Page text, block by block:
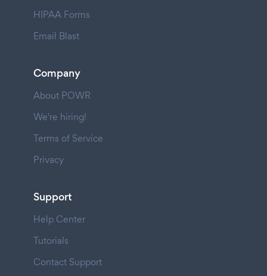
HIPAA Forms
Email Blast
Company
About POWR
We're hiring!
Terms of Service
Privacy
Support
Help Center
Tutorials
Contact Support